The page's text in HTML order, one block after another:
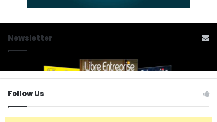
Newsletter
Follow Us